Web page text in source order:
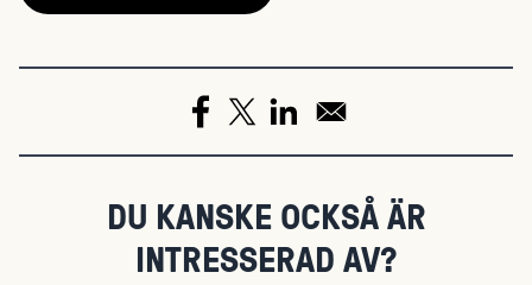
DU KANSKE OCKSÅ ÄR
INTRESSERAD AV?